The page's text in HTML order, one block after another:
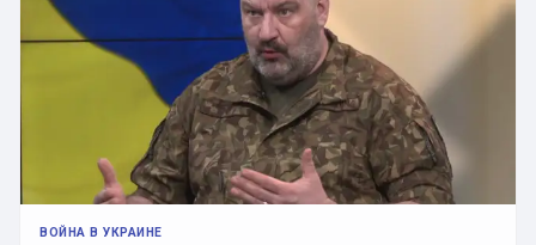
ВОЙНА В УКРАИНЕ